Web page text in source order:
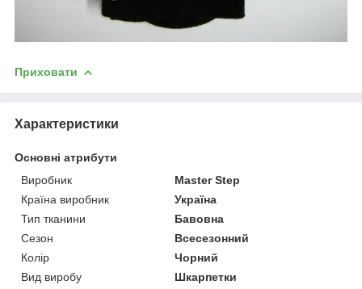
Приховати
Характеристики
Основні атрибути
Виробник
Master Step
Країна виробник
Україна
Тип тканини
Бавовна
Сезон
Всесезонний
Колір
Чорний
Вид виробу
Шкарпетки